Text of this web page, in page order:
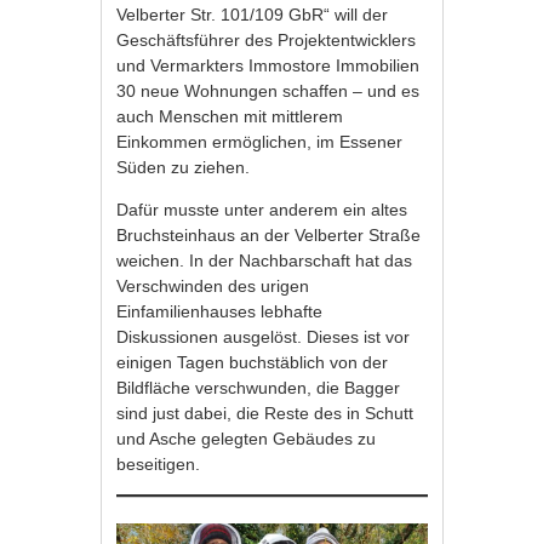
Velberter Str. 101/109 GbR“ will der
Geschäftsführer des Projektentwicklers
und Vermarkters Immostore Immobilien
30 neue Wohnungen schaffen – und es
auch Menschen mit mittlerem
Einkommen ermöglichen, im Essener
Süden zu ziehen.
Dafür musste unter anderem ein altes
Bruchsteinhaus an der Velberter Straße
weichen. In der Nachbarschaft hat das
Verschwinden des urigen
Einfamilienhauses lebhafte
Diskussionen ausgelöst. Dieses ist vor
einigen Tagen buchstäblich von der
Bildfläche verschwunden, die Bagger
sind just dabei, die Reste des in Schutt
und Asche gelegten Gebäudes zu
beseitigen.